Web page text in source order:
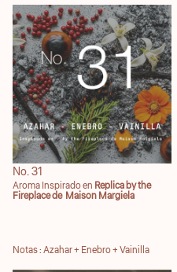
No. 31
No. 31
Aroma Inspirado en Replica by the
Fireplace de Maison Margiela
Notas : Azahar + Enebro + Vainilla